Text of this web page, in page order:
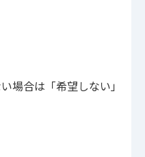
場合は「希望しない」